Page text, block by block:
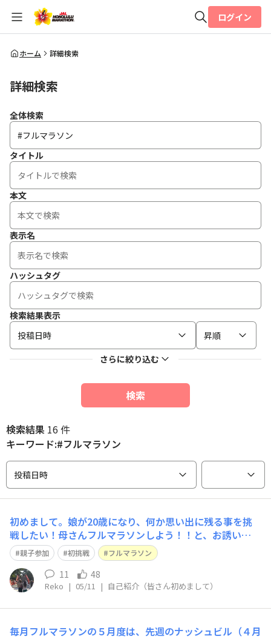
全体検索
ログイン
ホーム 詳細検索
詳細検索
全体検索
タイトル
本文
表示名
ハッシュタグ
検索結果表示
投稿日時
昇順
さらに絞り込む
検索
検索結果 16 件
キーワード:#フルマラソン
投稿日時
初めまして。娘が20歳になり、何か思い出に残る事を挑
戦したい！母さんフルマラソンしよう！！と、お誘い
が、、、。親子で初のフルマラソン。本日エントリーしま
した。今は週3回5キロのウォーキングから始めてます。完
走目指して頑張ります！！
親子参加 初挑戦 フルマラソン
11 48
Reko | 05/11 | 自己紹介（皆さん初めまして）
毎月フルマラソンの５月度は、先週のナッシュビル（４月